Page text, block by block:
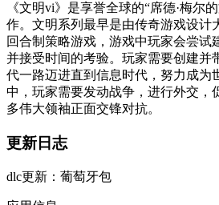
《文明vi》是享誉全球的“席德·梅尔
作。文明系列最早是由传奇游戏设计
回合制策略游戏，游戏中玩家会尝试
并接受时间的考验。玩家需要创建并
代一路迈进直到信息时代，努力成为
中，玩家需要发动战争，进行外交，
多伟大领袖正面交锋对抗。
更新日志
dlc更新：葡萄牙包